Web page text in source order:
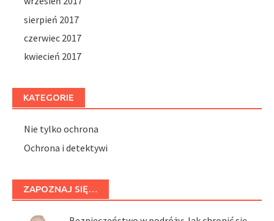
sierpień 2017
czerwiec 2017
kwiecień 2017
KATEGORIE
Nie tylko ochrona
Ochrona i detektywi
ZAPOZNAJ SIĘ…